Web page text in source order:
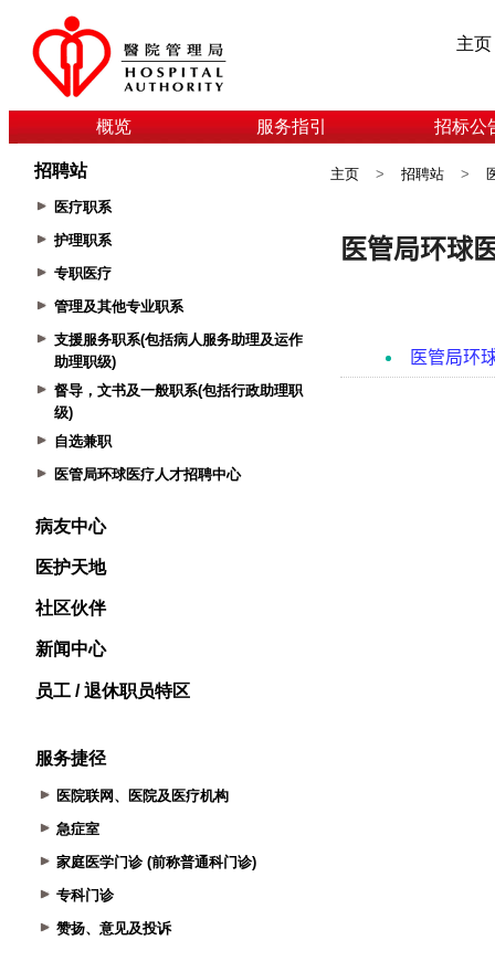
主页
概览 服务指引 招标公
招聘站
医疗职系
护理职系
专职医疗
管理及其他专业职系
支援服务职系(包括病人服务助理及运作
助理职级)
督导，文书及一般职系(包括行政助理职
级)
自选兼职
医管局环球医疗人才招聘中心
病友中心
医护天地
社区伙伴
新闻中心
员工 / 退休职员特区
服务捷径
医院联网、医院及医疗机构
急症室
家庭医学门诊 (前称普通科门诊)
专科门诊
赞扬、意见及投诉
主页 > 招聘站 >